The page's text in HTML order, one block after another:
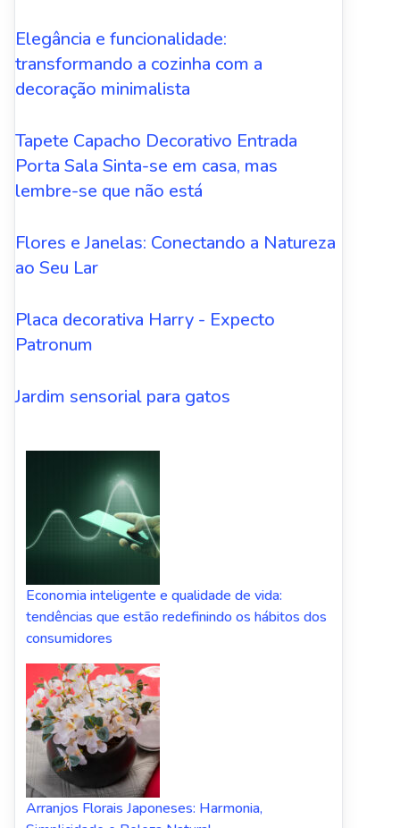
Elegância e funcionalidade:
transformando a cozinha com a
decoração minimalista
Tapete Capacho Decorativo Entrada
Porta Sala Sinta-se em casa, mas
lembre-se que não está
Flores e Janelas: Conectando a Natureza
ao Seu Lar
Placa decorativa Harry - Expecto
Patronum
Jardim sensorial para gatos
Economia inteligente e qualidade de vida:
tendências que estão redefinindo os hábitos dos
consumidores
Arranjos Florais Japoneses: Harmonia,